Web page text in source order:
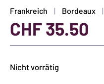
Frankreich Bordeaux
CHF35.50
Nicht vorrätig